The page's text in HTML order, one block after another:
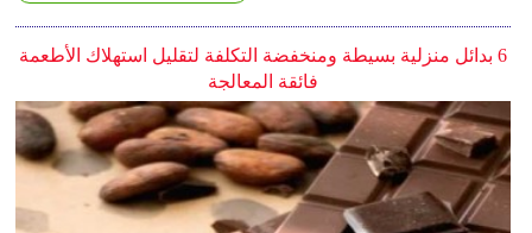
6 بدائل منزلية بسيطة ومنخفضة التكلفة لتقليل استهلاك الأطعمة
فائقة المعالجة